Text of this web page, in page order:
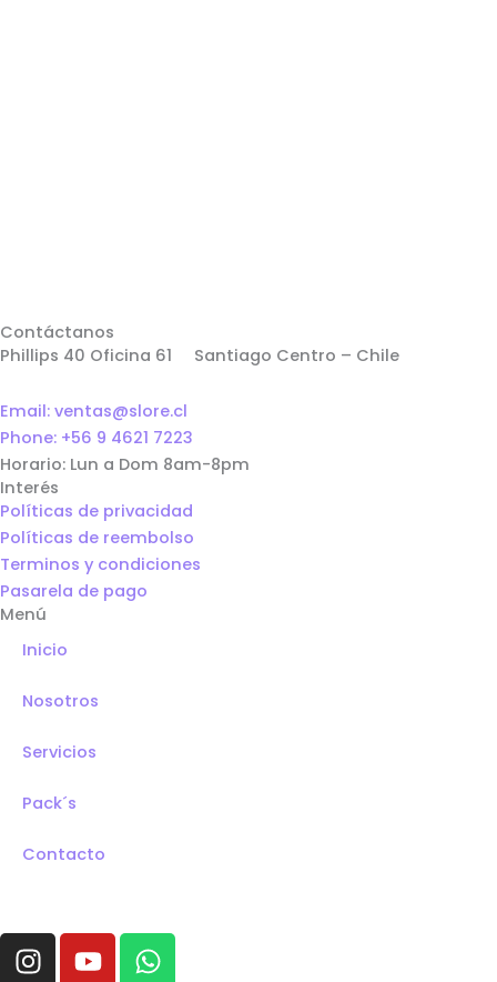
Contáctanos
Phillips 40 Oficina 61 Santiago Centro – Chile
Email: ventas@slore.cl
Phone: +56 9 4621 7223
Horario: Lun a Dom 8am-8pm
Interés
Políticas de privacidad
Políticas de reembolso
Terminos y condiciones
Pasarela de pago
Menú
Inicio
Nosotros
Servicios
Pack´s
Contacto
I
n
Y
o
W
h